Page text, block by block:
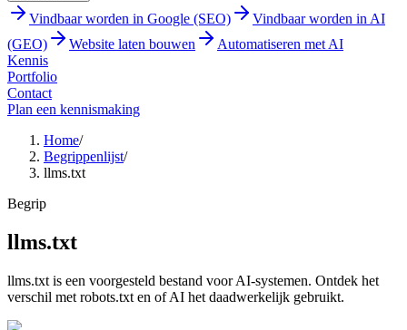
Vindbaar worden in Google (SEO)
Vindbaar worden in AI
(GEO)
Website laten bouwen
Automatiseren met AI
Kennis
Portfolio
Contact
Plan een kennismaking
Home/
Begrippenlijst/
llms.txt
Begrip
llms.txt
llms.txt is een voorgesteld bestand voor AI-systemen. Ontdek het
verschil met robots.txt en of AI het daadwerkelijk gebruikt.